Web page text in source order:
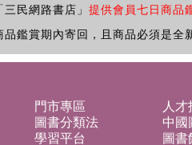
民網路書店」 提供會員七日商品
鑑賞期內寄回，且商品必須是全
門市專區 人
圖書分類法 中
學習平台 圖書